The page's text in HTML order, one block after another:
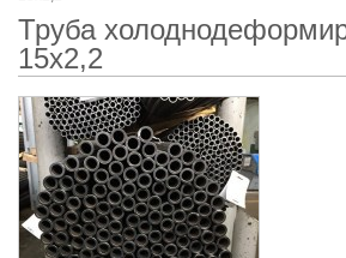
Труба
15х2,2